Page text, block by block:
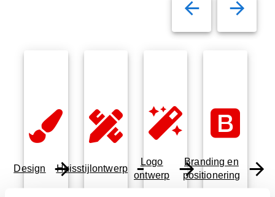
Design Huisstijlontwerp
Logo
ontwerp
Branding en
positionering